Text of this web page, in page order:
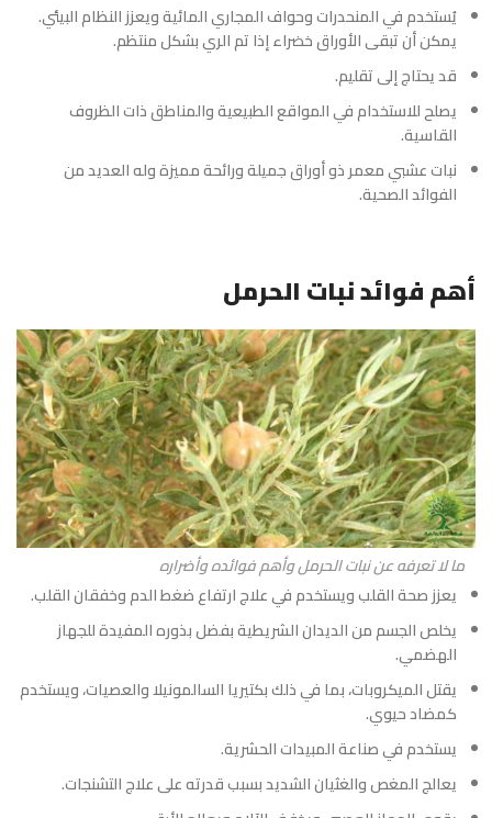
يُستخدم في المنحدرات وحواف المجاري المائية ويعزز النظام البيئي.
يمكن أن تبقى الأوراق خضراء إذا تم الري بشكل منتظم.
قد يحتاج إلى تقليم.
يصلح للاستخدام في المواقع الطبيعية والمناطق ذات الظروف
القاسية.
نبات عشبي معمر ذو أوراق جميلة ورائحة مميزة وله العديد من
الفوائد الصحية.
أهم فوائد نبات الحرمل
ما لا تعرفه عن نبات الحرمل وأهم فوائده وأضراره
يعزز صحة القلب ويستخدم في علاج ارتفاع ضغط الدم وخفقان القلب.
يخلص الجسم من الديدان الشريطية بفضل بذوره المفيدة للجهاز
الهضمي.
يقتل الميكروبات، بما في ذلك بكتيريا السالمونيلا والعصيات، ويستخدم
كمضاد حيوي.
يستخدم في صناعة المبيدات الحشرية.
يعالج المغص والغثيان الشديد بسبب قدرته على علاج التشنجات.